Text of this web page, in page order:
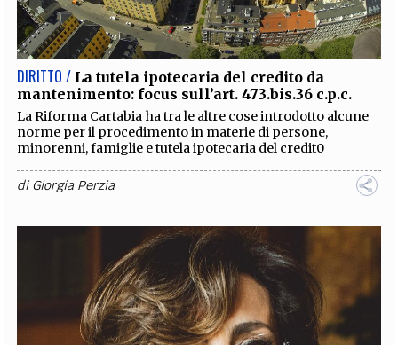
EXTRA
CODICI RUBRICHE LIBRI PROCEEDINGS PUBBLICITÀ CONTATTI
SOCIAL MEDIA
DIRITTO / La tutela ipotecaria del credito da
mantenimento: focus sull’art. 473.bis.36 c.p.c.
La Riforma Cartabia ha tra le altre cose introdotto alcune
norme per il procedimento in materie di persone,
minorenni, famiglie e tutela ipotecaria del credit0
diGiorgia Perzia